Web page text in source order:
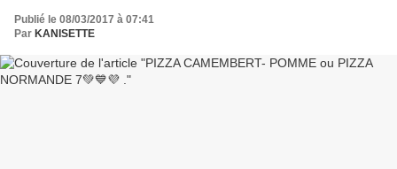
Publié le 08/03/2017 à 07:41
Par KANISETTE